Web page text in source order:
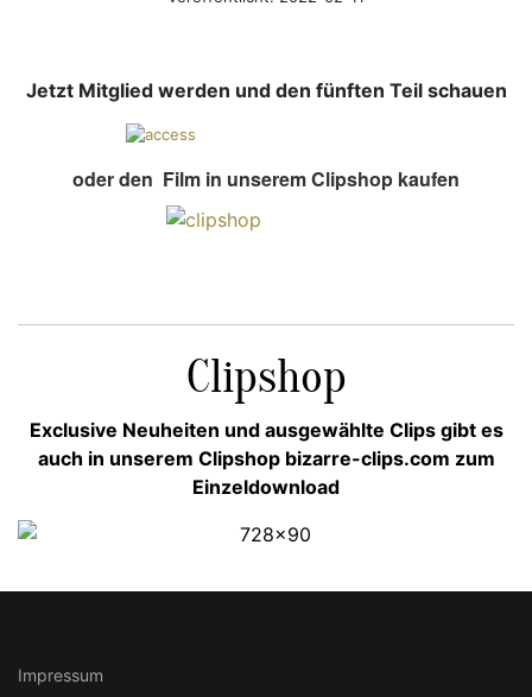
Jetzt Mitglied werden und den fünften Teil schauen
oder den Film in unserem Clipshop kaufen
Clipshop
Exclusive Neuheiten und ausgewählte Clips gibt es
auch in unserem Clipshop bizarre-clips.com zum
Einzeldownload
Impressum